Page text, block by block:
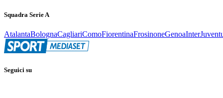
Squadra Serie A
AtalantaBolognaCagliariComoFiorentinaFrosinoneGenoaInter
Seguici su